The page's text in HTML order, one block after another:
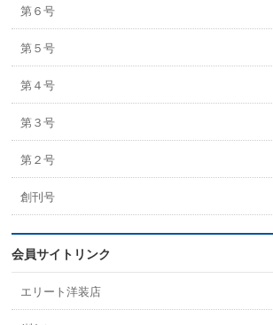
第６号
第５号
第４号
第３号
第２号
創刊号
会員サイトリンク
エリート洋装店